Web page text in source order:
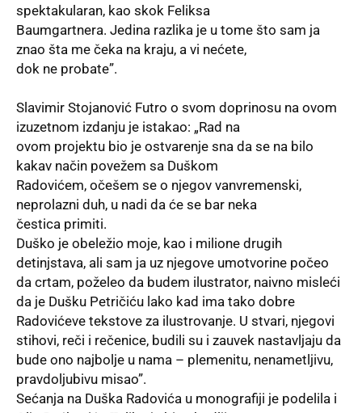
spektakularan, kao skok Feliksa
Baumgartnera. Jedina razlika je u tome što sam ja
znao šta me čeka na kraju, a vi nećete,
dok ne probate”.
Slavimir Stojanović Futro o svom doprinosu na ovom
izuzetnom izdanju je istakao: „Rad na
ovom projektu bio je ostvarenje sna da se na bilo
kakav način povežem sa Duškom
Radovićem, očešem se o njegov vanvremenski,
neprolazni duh, u nadi da će se bar neka
čestica primiti.
Duško je obeležio moje, kao i milione drugih
detinjstava, ali sam ja uz njegove umotvorine počeo
da crtam, poželeo da budem ilustrator, naivno misleći
da je Dušku Petričiću lako kad ima tako dobre
Radovićeve tekstove za ilustrovanje. U stvari, njegovi
stihovi, reči i rečenice, budili su i zauvek nastavljaju da
bude ono najbolje u nama – plemenitu, nenametljivu,
pravdoljubivu misao”.
Sećanja na Duška Radovića u monografiji je podelila i